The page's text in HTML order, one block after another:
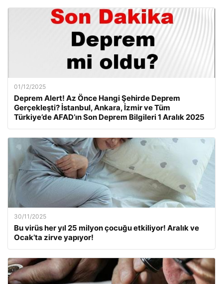
01/12/2025
Deprem Alert! Az Önce Hangi Şehirde Deprem
Gerçekleşti? İstanbul, Ankara, İzmir ve Tüm
Türkiye’de AFAD’ın Son Deprem Bilgileri 1 Aralık 2025
30/11/2025
Bu virüs her yıl 25 milyon çocuğu etkiliyor! Aralık ve
Ocak’ta zirve yapıyor!